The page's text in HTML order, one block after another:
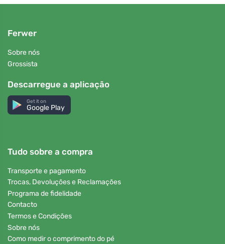
Ferwer
Sobre nós
Grossista
Descarregue a aplicação
Get it on
Google Play
Tudo sobre a compra
Transporte e pagamento
Trocas, Devoluções e Reclamações
Programa de fidelidade
Contacto
Termos e Condições
Sobre nós
Como medir o comprimento do pé